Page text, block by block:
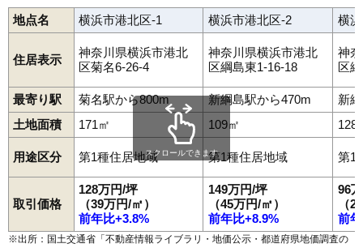
地点名 横浜市港北区-1 横浜市港北区-2 横
住居表示
神奈川県横浜市港北
区菊名6-26-4
神奈川県横浜市港北
区綱島東1-16-18
神
区
最寄り駅 菊名駅から800m 新綱島駅から470m
新
土地面積
171㎡ 109㎡ 128
用途区分 第1種住居地域 第1種住居地域 第1
取引価格
128万円/坪
（39万円/㎡）
前年比+3.8%
149万円/坪
（45万円/㎡）
前年比+8.9%
96
（
前
スクロールできます
※出所：国土交通省「 不動産情報ライブラリ・地価公示・都道府県地価調査の